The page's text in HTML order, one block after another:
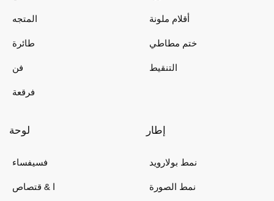
المتجه
طائرة
فن
فرقعة
أقلام ملونة
ختم مطاطي
التنقيط
لوحة
فسيفساء
ا & قتصاص
إطار
نمط بولارويد
نمط الصورة